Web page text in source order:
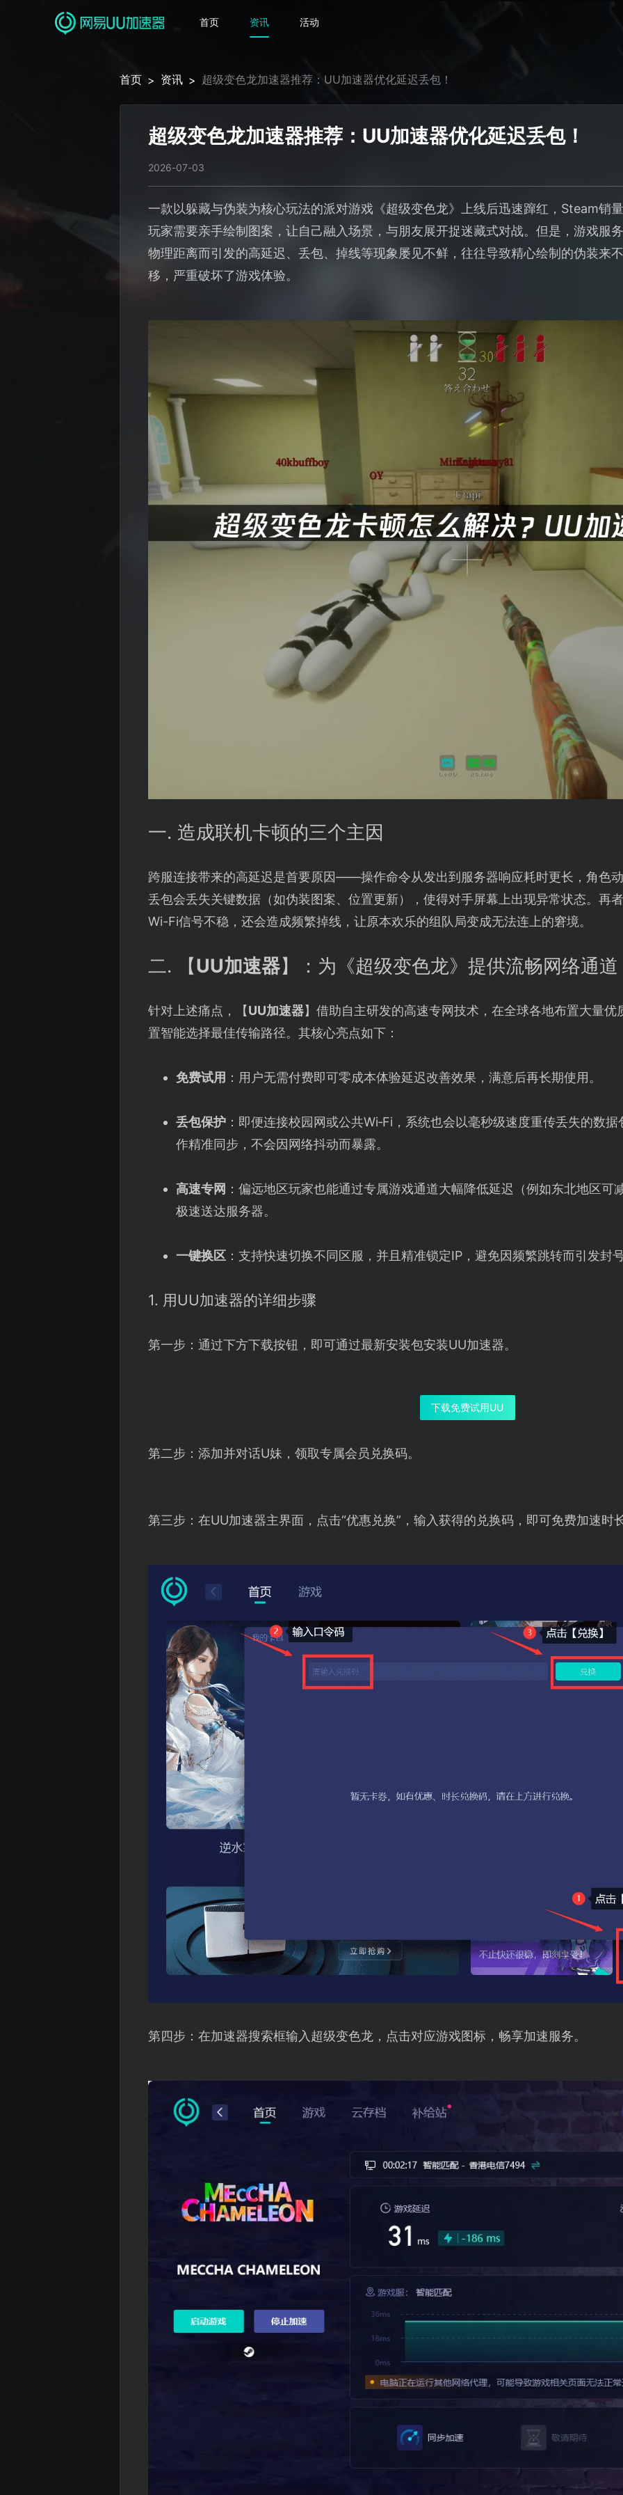
首页 资讯 活动
首页 > 资讯 > 超级变色龙加速器推荐：UU加速器优化延迟丢包！
超级变色龙加速器推荐：UU加速器优化延迟丢包！
2026-07-03
一款以躲藏与伪装为核心玩法的派对游戏《超级变色龙》上线后迅速蹿红，Steam销
玩家需要亲手绘制图案，让自己融入场景，与朋友展开捉迷藏式对战。但是，游戏服
物理距离而引发的高延迟、丢包、掉线等现象屡见不鲜，往往导致精心绘制的伪装来
移，严重破坏了游戏体验。
一. 造成联机卡顿的三个主因
跨服连接带来的高延迟是首要原因——操作命令从发出到服务器响应耗时更长，角色
丢包会丢失关键数据（如伪装图案、位置更新），使得对手屏幕上出现异常状态。再
Wi-Fi信号不稳，还会造成频繁掉线，让原本欢乐的组队局变成无法连上的窘境。
二. 【UU加速器】：为《超级变色龙》提供流畅网络通道
针对上述痛点，【UU加速器】借助自主研发的高速专网技术，在全球各地布置大量
置智能选择最佳传输路径。其核心亮点如下：
免费试用 ：用户无需付费即可零成本体验延迟改善效果，满意后再长期使用。
丢包保护：即便连接校园网或公共Wi‑Fi，系统也会以毫秒级速度重传丢失的数
作精准同步，不会因网络抖动而暴露。
高速专网 ：偏远地区玩家也能通过专属游戏通道大幅降低延迟（例如东北地区可
极速送达服务器。
一键换区：支持快速切换不同区服，并且精准锁定IP，避免因频繁跳转而引发封号
1. 用UU加速器的详细步骤
第一步：通过下方下载按钮，即可通过最新安装包安装UU加速器。
下载免费试用UU
第二步：添加并对话U妹，领取专属会员兑换码。
第三步：在UU加速器主界面，点击“优惠兑换”，输入获得的兑换码，即可免费加速时长
第四步：在加速器搜索框输入超级变色龙，点击对应游戏图标，畅享加速服务。